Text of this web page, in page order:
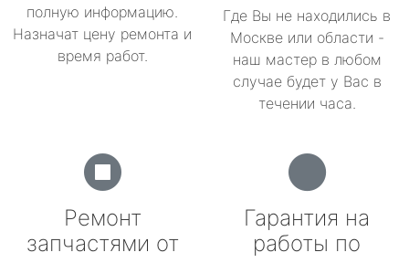
полную информацию.
Назначат цену ремонта и
время работ.
Где Вы не находились в
Москве или области -
наш мастер в любом
случае будет у Вас в
течении часа.
Ремонт
запчастями от
Гарантия на
работы по